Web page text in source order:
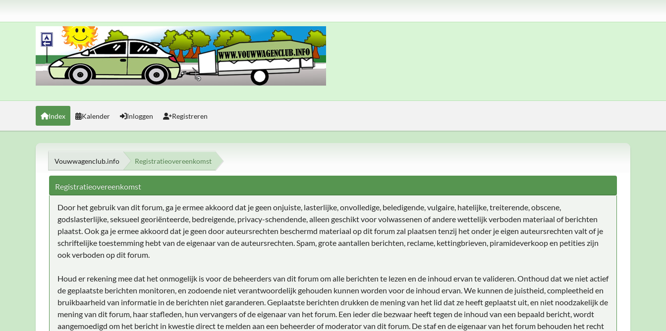
Index Kalender Inloggen Registreren
Vouwwagenclub.info Registratieovereenkomst
Registratieovereenkomst
Door het gebruik van dit forum, ga je ermee akkoord dat je geen onjuiste, lasterlijke, onvolledige, beledigende, vulgaire, hatelijke, treiterende, obscene,
godslasterlijke, seksueel georiënteerde, bedreigende, privacy-schendende, alleen geschikt voor volwassenen of andere wettelijk verboden materiaal of berichten
plaatst. Ook ga je ermee akkoord dat je geen door auteursrechten beschermd materiaal op dit forum zal plaatsen tenzij het onder je eigen auteursrechten valt of je
schriftelijke toestemming hebt van de eigenaar van de auteursrechten. Spam, grote aantallen berichten, reclame, kettingbrieven, piramideverkoop en petities zijn
ook verboden op dit forum.
Houd er rekening mee dat het onmogelijk is voor de beheerders van dit forum om alle berichten te lezen en de inhoud ervan te valideren. Onthoud dat we niet actief
de geplaatste berichten monitoren, en zodoende niet verantwoordelijk gehouden kunnen worden voor de inhoud ervan. We kunnen de juistheid, compleetheid en
bruikbaarheid van informatie in de berichten niet garanderen. Geplaatste berichten drukken de mening van het lid dat ze heeft geplaatst uit, en niet noodzakelijk de
mening van dit forum, haar stafleden, hun vervangers of de eigenaar van het forum. Een ieder die bezwaar heeft tegen de inhoud van een bepaald bericht, wordt
aangemoedigd om het bericht in kwestie direct te melden aan een beheerder of moderator van dit forum. De staf en de eigenaar van het forum behouden het recht